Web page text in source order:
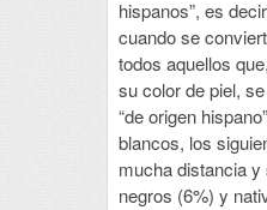
hispanos”, es
cuando se
todos aquellos
su color de piel,
“de origen
blancos, los
mucha distancia
negros (6%) y